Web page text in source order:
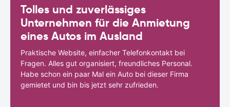
Tolles und zuverlässiges
Unternehmen für die Anmietung
eines Autos im Ausland
Praktische Website, einfacher Telefonkontakt bei
Fragen. Alles gut organisiert, freundliches Personal.
Habe schon ein paar Mal ein Auto bei dieser Firma
gemietet und bin bis jetzt sehr zufrieden.